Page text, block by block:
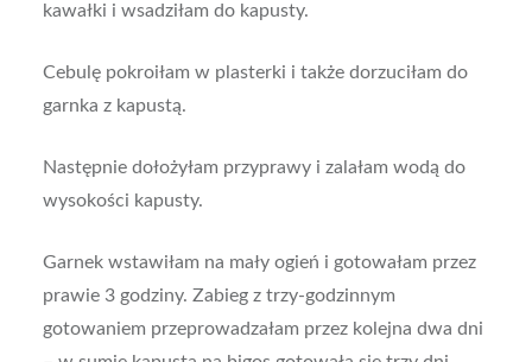
kawałki i wsadziłam do kapusty.
Cebulę pokroiłam w plasterki i także dorzuciłam do
garnka z kapustą.
Następnie dołożyłam przyprawy i zalałam wodą do
wysokości kapusty.
Garnek wstawiłam na mały ogień i gotowałam przez
prawie 3 godziny. Zabieg z trzy-godzinnym
gotowaniem przeprowadzałam przez kolejna dwa dni